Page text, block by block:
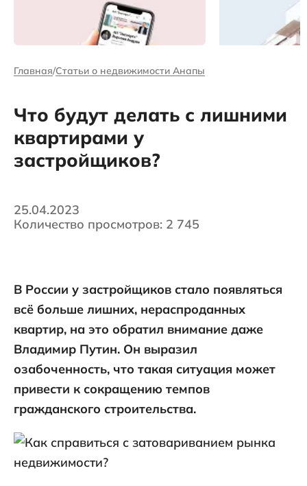
Главная Статьи о недвижимости Анапы
Что будут делать с лишними
квартирами у
застройщиков?
25.04.2023
Количество просмотров: 2 745
В России у застройщиков стало появляться
всё больше лишних, нераспроданных
квартир, на это обратил внимание даже
Владимир Путин. Он выразил
озабоченность, что такая ситуация может
привести к сокращению темпов
гражданского строительства.